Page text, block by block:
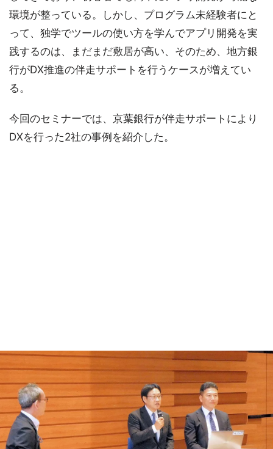
環境が整っている。しかし、プログラム未経験者にと
って、独学でツールの使い方を学んでアプリ開発を実
践するのは、まだまだ敷居が高い、そのため、地方銀
行がDX推進の伴走サポートを行うケースが増えてい
る。
今回のセミナーでは、京葉銀行が伴走サポートにより
DXを行った2社の事例を紹介した。